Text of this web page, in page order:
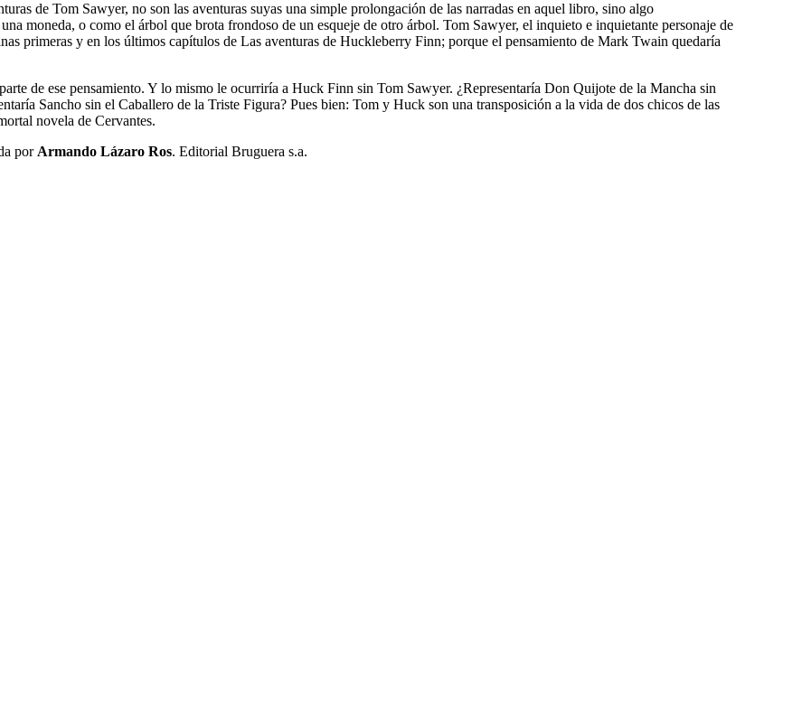
de Tom Sawyer, no son las aventuras suyas una simple prolongación de las narradas en aquel libro, sino algo
moneda, o como el árbol que brota frondoso de un esqueje de otro árbol. Tom Sawyer, el inquieto e inquietante personaje de
primeras y en los últimos capítulos de Las aventuras de Huckleberry Finn; porque el pensamiento de Mark Twain quedaría
de ese pensamiento. Y lo mismo le ocurriría a Huck Finn sin Tom Sawyer. ¿Representaría Don Quijote de la Mancha sin
Sancho sin el Caballero de la Triste Figura? Pues bien: Tom y Huck son una transposición a la vida de dos chicos de las
novela de Cervantes.
por Armando Lázaro Ros. Editorial Bruguera s.a.